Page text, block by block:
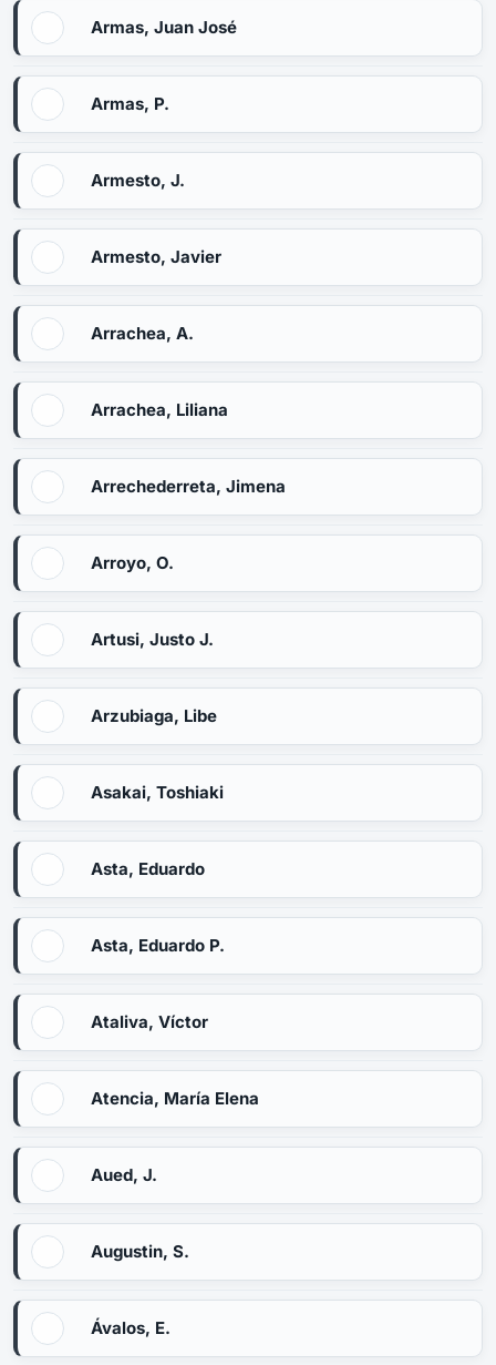
Armas, Juan José
Armas, P.
Armesto, J.
Armesto, Javier
Arrachea, A.
Arrachea, Liliana
Arrechederreta, Jimena
Arroyo, O.
Artusi, Justo J.
Arzubiaga, Libe
Asakai, Toshiaki
Asta, Eduardo
Asta, Eduardo P.
Ataliva, Víctor
Atencia, María Elena
Aued, J.
Augustin, S.
Ávalos, E.